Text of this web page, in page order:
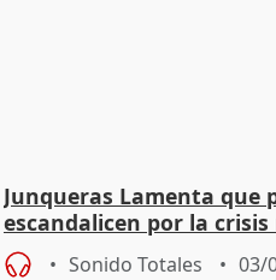
Junqueras Lamenta que
escandalicen por la
Sonido Totales 03/